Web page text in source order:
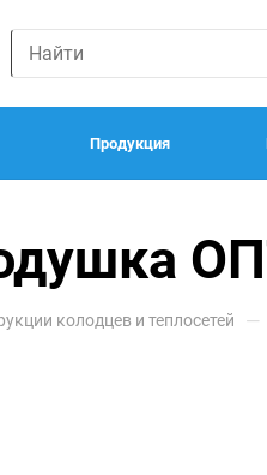
Продукция
колодцев и теплосетей —